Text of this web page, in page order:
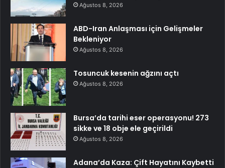
Ağustos 8, 2026
ABD-Iran Anlaşması için Gelişmeler
Bekleniyor
Ağustos 8, 2026
Tosuncuk kesenin ağzını açtı
Ağustos 8, 2026
Bursa’da tarihi eser operasyonu! 273
sikke ve 18 obje ele geçirildi
Ağustos 8, 2026
Adana’da Kaza: Çift Hayatını Kaybetti